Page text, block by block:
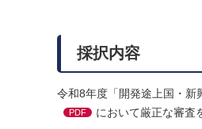
採択内容
令和8年度「開発途上国・新
PDF において厳正な審査